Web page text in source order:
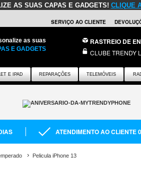
AS SUAS CAPAS E GADGETS! CLIQUE
SERVIÇO AO CLIENTE
as suas
E GADGETS
RASTREIO DE
CLUBE TRENDY
E IPAD REPARAÇÕES TELEMÓVEIS
ATENDIMENTO AO CLIENTE
Pelicula iPhone 13